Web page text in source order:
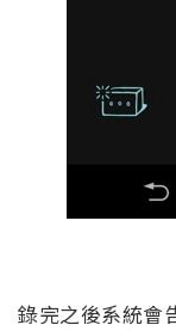
錄完之後系統會